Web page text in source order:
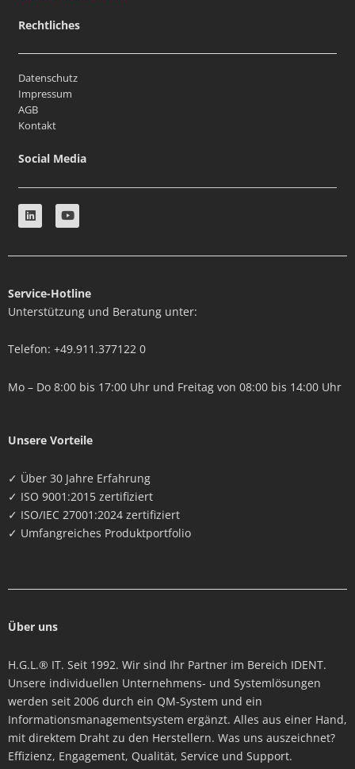
Rechtliches
Datenschutz
Impressum
AGB
Kontakt
Social Media
L
i
n
e
n
Y
o
u
u
Service-Hotline
Unterstützung und Beratung unter:
Telefon: +49.911.377122 0
Mo – Do 8:00 bis 17:00 Uhr und Freitag von 08:00 bis 14:00 Uhr
Unsere Vorteile
✓ Über 30 Jahre Erfahrung
✓ ISO 9001:2015 zertifiziert
✓ ISO/IEC 27001:2024 zertifiziert
✓ Umfangreiches Produktportfolio
Über uns
H.G.L.® IT. Seit 1992. Wir sind Ihr Partner im Bereich IDENT.
Unsere individuellen Unternehmens- und Systemlösungen
werden seit 2006 durch ein QM-System und ein
Informationsmanagementsystem ergänzt. Alles aus einer Hand,
mit direktem Draht zu den Herstellern. Was uns auszeichnet?
Effizienz, Engagement, Qualität, Service und Support.